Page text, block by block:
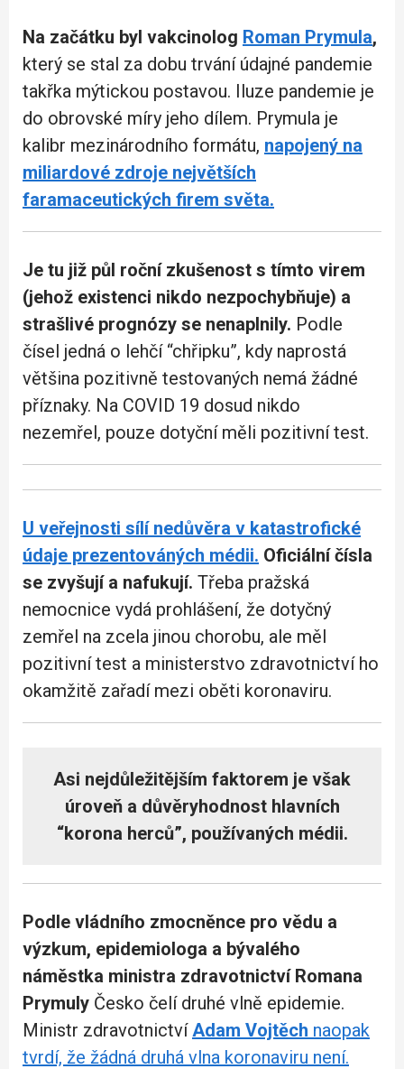
Na začátku byl vakcinolog Roman Prymula,
který se stal za dobu trvání údajné pandemie
takřka mýtickou postavou. Iluze pandemie je
do obrovské míry jeho dílem. Prymula je
kalibr mezinárodního formátu, napojený na
miliardové zdroje největších
faramaceutických firem světa.
Je tu již půl roční zkušenost s tímto virem
(jehož existenci nikdo nezpochybňuje) a
strašlivé prognózy se nenaplnily. Podle
čísel jedná o lehčí “chřipku”, kdy naprostá
většina pozitivně testovaných nemá žádné
příznaky. Na COVID 19 dosud nikdo
nezemřel, pouze dotyční měli pozitivní test.
U veřejnosti sílí nedůvěra v katastrofické
údaje prezentováných médii. Oficiální čísla
se zvyšují a nafukují. Třeba pražská
nemocnice vydá prohlášení, že dotyčný
zemřel na zcela jinou chorobu, ale měl
pozitivní test a ministerstvo zdravotnictví ho
okamžitě zařadí mezi oběti koronaviru.
Asi nejdůležitějším faktorem je však
úroveň a důvěryhodnost hlavních
“korona herců”, používaných médii.
Podle vládního zmocněnce pro vědu a
výzkum, epidemiologa a bývalého
náměstka ministra zdravotnictví Romana
Prymuly Česko čelí druhé vlně epidemie.
Ministr zdravotnictví Adam Vojtěch naopak
tvrdí, že žádná druhá vlna koronaviru není.